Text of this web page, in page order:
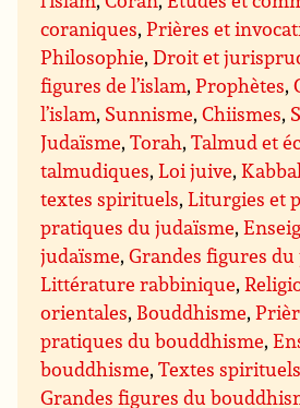
coraniques,Prières et
Philosophie,Droit et
figures de l’islam,Prophètes,
l’islam, Sunnisme,Chiismes,
Judaïsme,Torah,Talmud et
talmudiques,Loi juive,
textes spirituels,Liturgies et
pratiques du judaïsme,
judaïsme,Grandes figures
Littérature rabbinique,
orientales, Bouddhisme,
pratiques du bouddhisme,
bouddhisme,Textes
Grandes figures du